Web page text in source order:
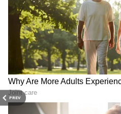
PREV
Related Articles
Mahesh Babu: బ్రహ్మోత్సవం లాంచ్
కి ఈమెయిల్ పంపా, పట్టించుకోలేదు..
ఫ్లాప్
Tollywood లో ఆరుగురు అండర్
టాలెంట్ కి తగ్గ గుర్తింపు లేదు..